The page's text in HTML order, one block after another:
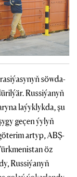
söwda-
Russiýanyň
laýyklykda, şu
geçen ýylyň
artyp, ABŞ-
öz
Russiýanyň